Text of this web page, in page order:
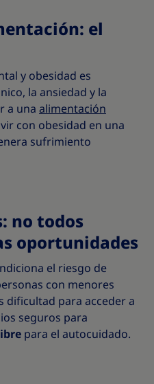
el
y obesidad es
la ansiedad y la
a una alimentación
con obesidad en una
sufrimiento
no todos
oportunidades
el riesgo de
con menores
dificultad para acceder a
seguros para
para el autocuidado.